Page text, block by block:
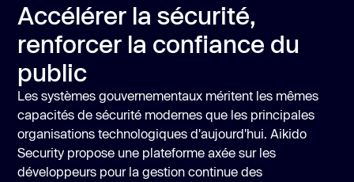
Accélérer la sécurité,
renforcer la confiance du
public
Les systèmes gouvernementaux méritent les mêmes
capacités de sécurité modernes que les principales
organisations technologiques d'aujourd'hui. Aikido
Security propose une plateforme axée sur les
développeurs pour la gestion continue des